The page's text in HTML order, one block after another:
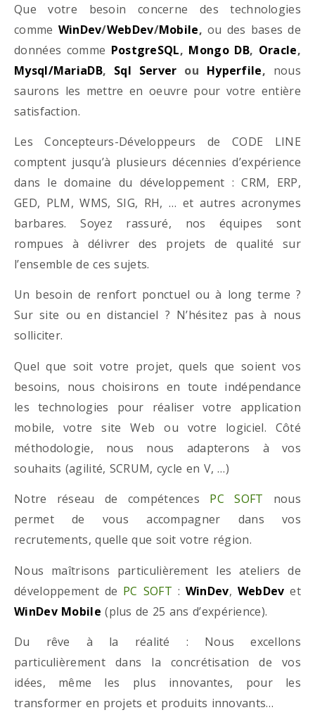
Que votre besoin concerne des technologies
comme WinDev/WebDev/Mobile, ou des bases de
données comme PostgreSQL, Mongo DB, Oracle,
Mysql/MariaDB, Sql Server ou Hyperfile, nous
saurons les mettre en oeuvre pour votre entière
satisfaction.
Les Concepteurs-Développeurs de CODE LINE
comptent jusqu’à plusieurs décennies d’expérience
dans le domaine du développement : CRM, ERP,
GED, PLM, WMS, SIG, RH, … et autres acronymes
barbares. Soyez rassuré, nos équipes sont
rompues à délivrer des projets de qualité sur
l’ensemble de ces sujets.
Un besoin de renfort ponctuel ou à long terme ?
Sur site ou en distanciel ? N’hésitez pas à nous
solliciter.
Quel que soit votre projet, quels que soient vos
besoins, nous choisirons en toute indépendance
les technologies pour réaliser votre application
mobile, votre site Web ou votre logiciel. Côté
méthodologie, nous nous adapterons à vos
souhaits (agilité, SCRUM, cycle en V, …)
Notre réseau de compétences PC SOFT nous
permet de vous accompagner dans vos
recrutements, quelle que soit votre région.
Nous maîtrisons particulièrement les ateliers de
développement de PC SOFT : WinDev, WebDev et
WinDev Mobile (plus de 25 ans d’expérience).
Du rêve à la réalité : Nous excellons
particulièrement dans la concrétisation de vos
idées, même les plus innovantes, pour les
transformer en projets et produits innovants…